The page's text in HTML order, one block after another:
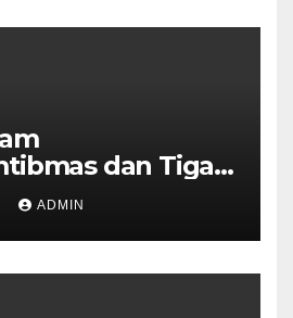
dan Tiga
Ungaran
Warga
Ronda
ADMIN